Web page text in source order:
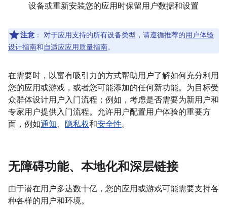
设备或重新安装您的应用时保留用户数据和设置
注意 ： 对于应用支持的所有设备类型，请遵循推荐的用户体验
设计指南和自适应应用质量指南。
在需要时，以富有吸引力的方式帮助用户了解如何充分利用
您的应用或游戏，或者您可能添加的任何新功能。为目标受
众群体设计用户入门流程；例如，考虑是否需要为新用户和
专家用户提供入门流程。允许用户配置用户体验的重要方
面，例如通知、 隐私权和安全性。
无障碍功能、本地化和深层链接
由于潜在用户多达数十亿，您的应用或游戏可能需要支持各
种各样的用户和环境。